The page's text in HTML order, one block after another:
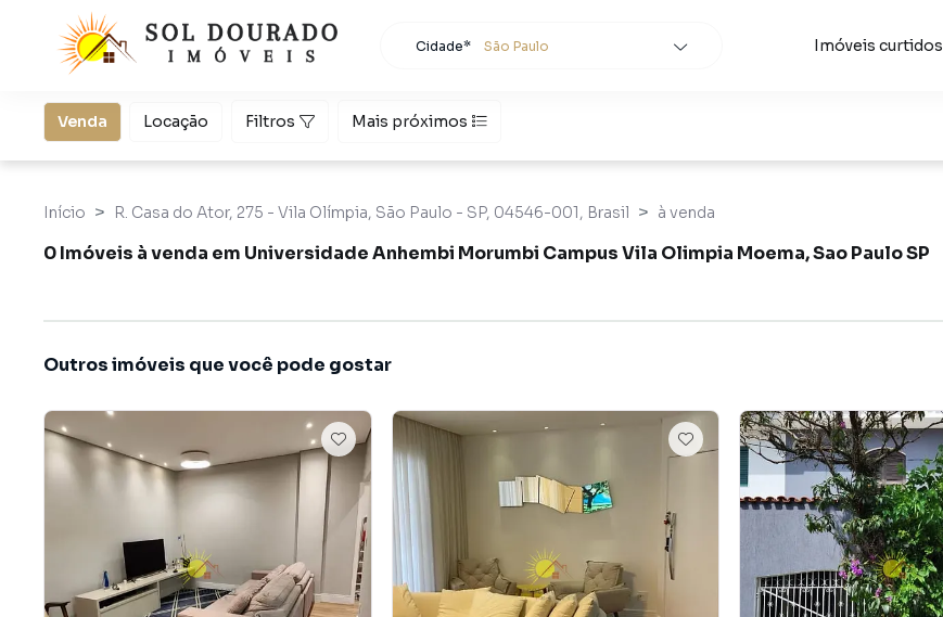
Cidade* São Paulo Imóveis curtidos
Venda Locação Filtros Mais próximos
Início R. Casa do Ator, 275 - Vila Olímpia, São Paulo - SP, 04546-001, Brasil à venda
0 Imóveis à venda em Universidade Anhembi Morumbi Campus Vila Olimpia Moema, Sao Paulo SP
Outros imóveis que você pode gostar